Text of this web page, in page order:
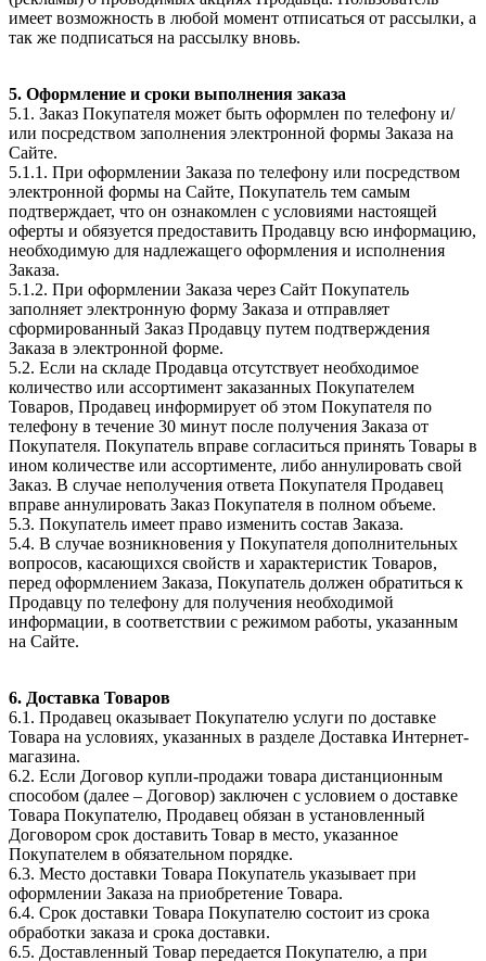
имеет возможность в любой момент отписаться от рассылки, а
так же подписаться на рассылку вновь.
5. Оформление и сроки выполнения заказа
5.1. Заказ Покупателя может быть оформлен по телефону и/
или посредством заполнения электронной формы Заказа на
Сайте.
5.1.1. При оформлении Заказа по телефону или посредством
электронной формы на Сайте, Покупатель тем самым
подтверждает, что он ознакомлен с условиями настоящей
оферты и обязуется предоставить Продавцу всю информацию,
необходимую для надлежащего оформления и исполнения
Заказа.
5.1.2. При оформлении Заказа через Сайт Покупатель
заполняет электронную форму Заказа и отправляет
сформированный Заказ Продавцу путем подтверждения
Заказа в электронной форме.
5.2. Если на складе Продавца отсутствует необходимое
количество или ассортимент заказанных Покупателем
Товаров, Продавец информирует об этом Покупателя по
телефону в течение 30 минут после получения Заказа от
Покупателя. Покупатель вправе согласиться принять Товары в
ином количестве или ассортименте, либо аннулировать свой
Заказ. В случае неполучения ответа Покупателя Продавец
вправе аннулировать Заказ Покупателя в полном объеме.
5.3. Покупатель имеет право изменить состав Заказа.
5.4. В случае возникновения у Покупателя дополнительных
вопросов, касающихся свойств и характеристик Товаров,
перед оформлением Заказа, Покупатель должен обратиться к
Продавцу по телефону для получения необходимой
информации, в соответствии с режимом работы, указанным
на Сайте.
6. Доставка Товаров
6.1. Продавец оказывает Покупателю услуги по доставке
Товара на условиях, указанных в разделе Доставка Интернет-
магазина.
6.2. Если Договор купли-продажи товара дистанционным
способом (далее – Договор) заключен с условием о доставке
Товара Покупателю, Продавец обязан в установленный
Договором срок доставить Товар в место, указанное
Покупателем в обязательном порядке.
6.3. Место доставки Товара Покупатель указывает при
оформлении Заказа на приобретение Товара.
6.4. Срок доставки Товара Покупателю состоит из срока
обработки заказа и срока доставки.
6.5. Доставленный Товар передается Покупателю, а при